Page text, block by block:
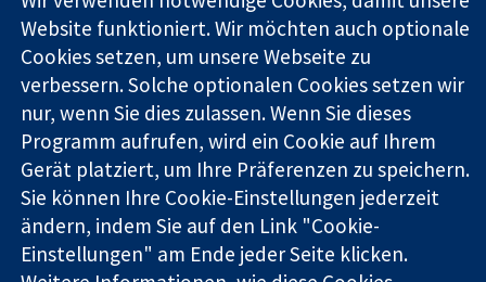
Evidenz
Informierte
Entscheidungen
Bessere
Gesundheit
W1G0AN
Vereinigtes
Königreich
Pressestelle
Über uns
Cochrane
Library
Die Cochrane Collaboration ist eine gemeinützige Organisation
(Nr. 1045921) und in England und in Wales als eine Gesellschaft
mit beschränkter Haftung (Nr. 03044323) registriert.
Umsatzsteuer-Identifikationsnummer GB 718 2127 49.
Website funktioniert. Wir möchten auch optionale
Cookies setzen, um unsere Webseite zu
verbessern. Solche optionalen Cookies setzen wir
nur, wenn Sie dies zulassen. Wenn Sie dieses
Programm aufrufen, wird ein Cookie auf Ihrem
Gerät platziert, um Ihre Präferenzen zu speichern.
Sie können Ihre Cookie-Einstellungen jederzeit
ändern, indem Sie auf den Link "Cookie-
Einstellungen" am Ende jeder Seite klicken.